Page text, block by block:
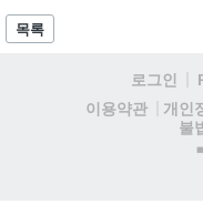
목록
로그인
이용약관
개인
불